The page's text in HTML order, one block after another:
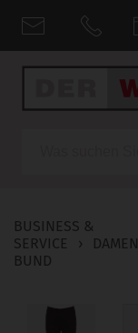
BUSINESS &
SERVICE
› DAMEN
BUND